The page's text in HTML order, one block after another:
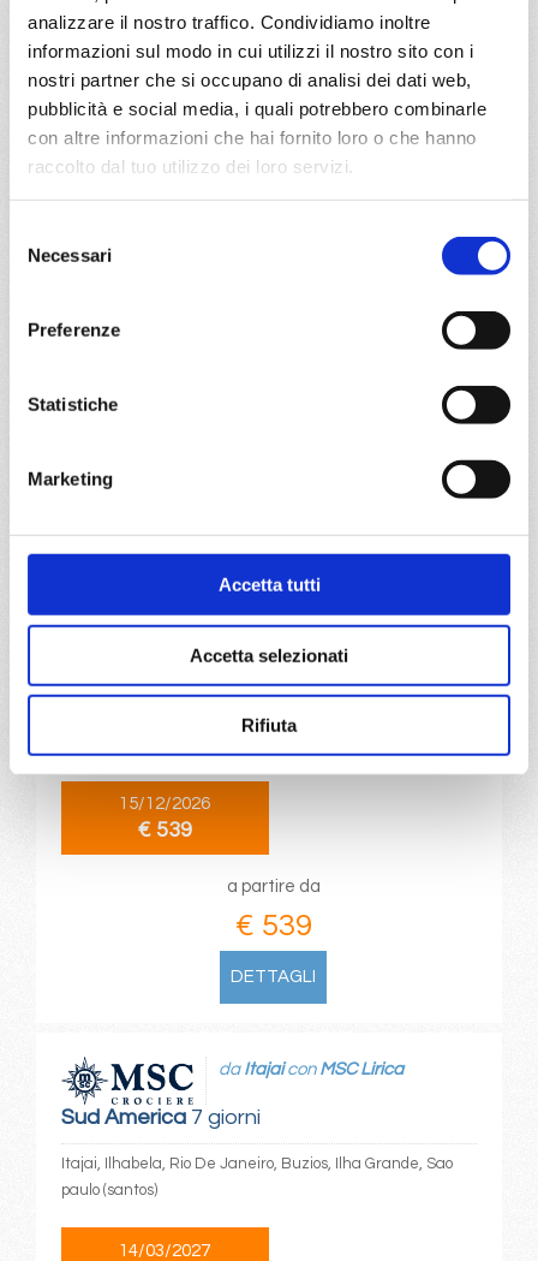
analizzare il nostro traffico. Condividiamo inoltre
informazioni sul modo in cui utilizzi il nostro sito con i
nostri partner che si occupano di analisi dei dati web,
pubblicità e social media, i quali potrebbero combinarle
con altre informazioni che hai fornito loro o che hanno
raccolto dal tuo utilizzo dei loro servizi.
delNecessari
Preferenze
Statistiche
Marketing
Accetta tutti
Accetta selezionati
Rifiuta
DETTAGLI
Sud America7 giorni
Rio De Janeiro, Buzios, Paranagua, Itajai, Ilhabela, Rio De
09/12/2026
Mediterraneo11 giorni
da Civitavecchia
Magnifica
Civitavecchia, Genova, Marsiglia, Barcellona, Siviglia
(cadice), Casablanca, Malaga, Alicante, Civitavecchia,
15/12/2026
€ 539
a partire da
€ 539
DETTAGLI
Sud America7 giorni
da Itajaicon MSC Lirica
Itajai, Ilhabela, Rio De Janeiro, Buzios, Ilha Grande, Sao
paulo (santos)
14/03/2027